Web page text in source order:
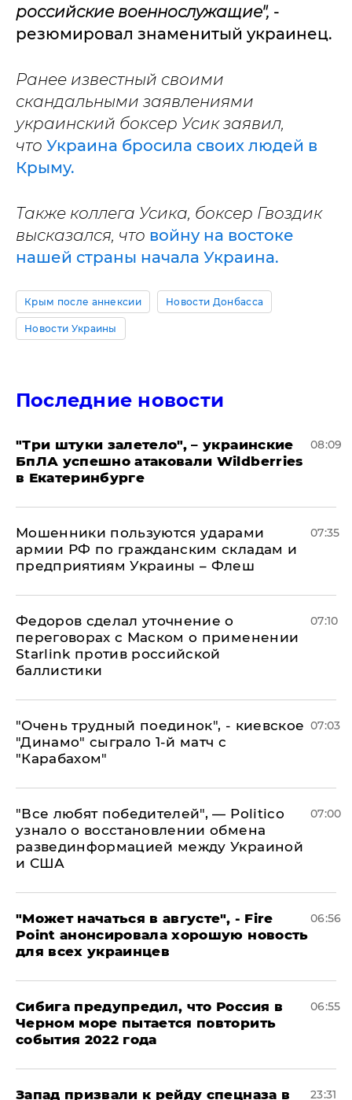
российские военнослужащие", -
резюмировал знаменитый украинец.
Ранее известный своими
скандальными заявлениями
украинский боксер Усик заявил,
что Украина бросила своих людей в
Крыму.
Также коллега Усика, боксер Гвоздик
высказался, что войну на востоке
нашей страны начала Украина.
Крым после аннексии Новости Донбасса
Новости Украины
Последние новости
"Три штуки залетело", – украинские
БпЛА успешно атаковали Wildberries
в Екатеринбурге
08:09
Мошенники пользуются ударами
армии РФ по гражданским складам и
предприятиям Украины – Флеш
07:35
Федоров сделал уточнение о
переговорах с Маском о применении
Starlink против российской
баллистики
07:10
"Очень трудный поединок", - киевское
"Динамо" сыграло 1-й матч с
"Карабахом"
07:03
​"Все любят победителей", — Politico
узнало о восстановлении обмена
развединформацией между Украиной
и США
07:00
"Может начаться в августе", - Fire
Point анонсировала хорошую новость
для всех украинцев
06:56
Сибига предупредил, что Россия в
Черном море пытается повторить
события 2022 года
06:55
Запад призвали к рейду спецназа в 23:31